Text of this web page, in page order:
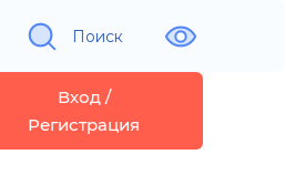
Поиск
Вход /
Регистрация